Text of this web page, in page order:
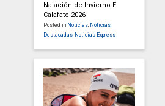
Natación de Invierno El
Calafate 2026
Posted in Noticias Noticias
Destacadas Noticias Express